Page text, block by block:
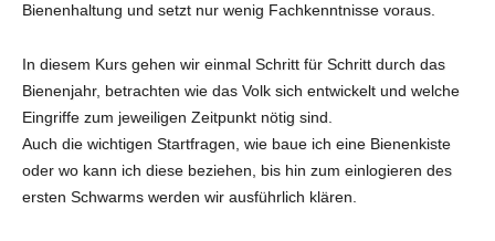
Bienenhaltung und setzt nur wenig Fachkenntnisse voraus.
In diesem Kurs gehen wir einmal Schritt für Schritt durch das
Bienenjahr, betrachten wie das Volk sich entwickelt und welche
Eingriffe zum jeweiligen Zeitpunkt nötig sind.
Auch die wichtigen Startfragen, wie baue ich eine Bienenkiste
oder wo kann ich diese beziehen, bis hin zum einlogieren des
ersten Schwarms werden wir ausführlich klären.